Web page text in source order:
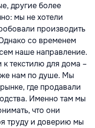
другие более
мы не хотели
производить
со временем
наше направление.
текстилю для дома –
нам по душе. Мы
где продавали
Именно там мы
что они
труду и доверию мы